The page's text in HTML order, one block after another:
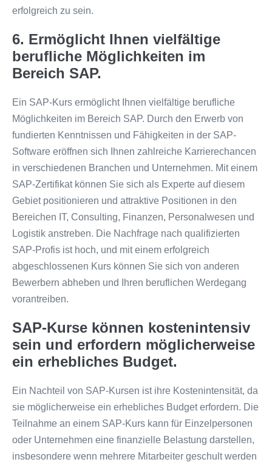
erfolgreich zu sein.
6. Ermöglicht Ihnen vielfältige
berufliche Möglichkeiten im
Bereich SAP.
Ein SAP-Kurs ermöglicht Ihnen vielfältige berufliche
Möglichkeiten im Bereich SAP. Durch den Erwerb von
fundierten Kenntnissen und Fähigkeiten in der SAP-
Software eröffnen sich Ihnen zahlreiche Karrierechancen
in verschiedenen Branchen und Unternehmen. Mit einem
SAP-Zertifikat können Sie sich als Experte auf diesem
Gebiet positionieren und attraktive Positionen in den
Bereichen IT, Consulting, Finanzen, Personalwesen und
Logistik anstreben. Die Nachfrage nach qualifizierten
SAP-Profis ist hoch, und mit einem erfolgreich
abgeschlossenen Kurs können Sie sich von anderen
Bewerbern abheben und Ihren beruflichen Werdegang
vorantreiben.
SAP-Kurse können kostenintensiv
sein und erfordern möglicherweise
ein erhebliches Budget.
Ein Nachteil von SAP-Kursen ist ihre Kostenintensität, da
sie möglicherweise ein erhebliches Budget erfordern. Die
Teilnahme an einem SAP-Kurs kann für Einzelpersonen
oder Unternehmen eine finanzielle Belastung darstellen,
insbesondere wenn mehrere Mitarbeiter geschult werden